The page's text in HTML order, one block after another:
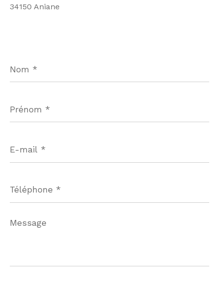
34150 Aniane
*
*
mail
*
*
Message
*